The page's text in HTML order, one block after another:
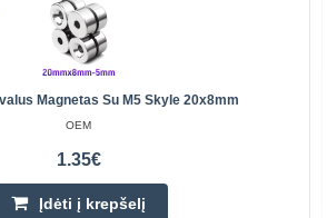
Magnetas Su M5 Skyle 20x8mm
OEM
1.35€
Įdėti į krepšelį